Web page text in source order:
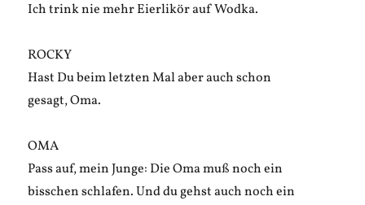
Ich trink nie mehr Eierlikör auf Wodka.
ROCKY
Hast Du beim letzten Mal aber auch schon
gesagt, Oma.
OMA
Pass auf, mein Junge: Die Oma muß noch ein
bisschen schlafen. Und du gehst auch noch ein